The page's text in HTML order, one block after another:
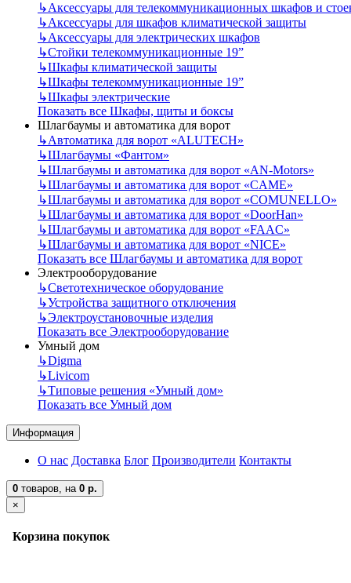
↳Аксессуары для телекоммуникационных шкафов и
↳Аксессуары для шкафов климатической защиты
↳Аксессуары для электрических шкафов
↳Стойки телекоммуникационные 19”
↳Шкафы климатической защиты
↳Шкафы телекоммуникационные 19”
↳Шкафы электрические
Показать все Шкафы, щиты и боксы
Шлагбаумы и автоматика для ворот
↳Автоматика для ворот «ALUTECH»
↳Шлагбаумы «Фантом»
↳Шлагбаумы и автоматика для ворот «AN-Motors»
↳Шлагбаумы и автоматика для ворот «CAME»
↳Шлагбаумы и автоматика для ворот «COMUNELLO»
↳Шлагбаумы и автоматика для ворот «DoorHan»
↳Шлагбаумы и автоматика для ворот «FAAC»
↳Шлагбаумы и автоматика для ворот «NICE»
Показать все Шлагбаумы и автоматика для ворот
Электрооборудование
↳Светотехническое оборудование
↳Устройства защитного отключения
↳Электроустановочные изделия
Показать все Электрооборудование
Умный дом
↳Digma
↳Livicom
↳Типовые решения «Умный дом»
Показать все Умный дом
Информация
О нас Доставка Блог Производители Контакты
0 товаров, на 0 р.
×
Корзина покупок